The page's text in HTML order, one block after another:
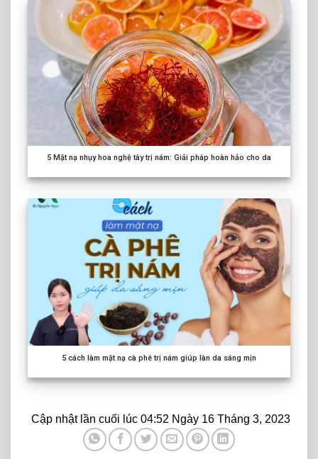
5 Mặt nạ nhụy hoa nghệ tây trị nám: Giải pháp hoàn hảo cho da
5 cách làm mặt nạ cà phê trị nám giúp làn da sáng mịn
Cập nhật lần cuối lúc 04:52 Ngày 16 Tháng 3, 2023